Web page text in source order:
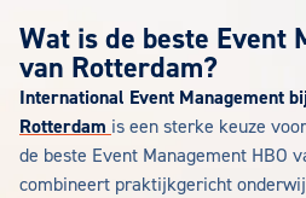
Wat is de beste Event
van Rotterdam?
International Event Management
Rotterdam is een sterke keuze
de beste Event Management HBO
combineert praktijkgericht